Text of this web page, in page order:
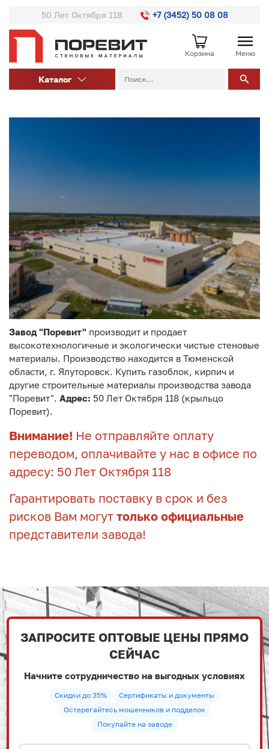
50 Лет Октября 118 +7 (3452) 50 08 08
Корзина Меню
Каталог
Завод "Поревит" производит и продает
высокотехнологичные и экологически чистые стеновые
материалы. Производство находится в Тюменской
области, г. Ялуторовск. Купить газоблок, кирпич и
другие строительные материалы производства завода
"Поревит". Адрес: 50 Лет Октября 118 (крыльцо
Поревит).
Внимание! Не отправляйте оплату
переводом, оплачивайте у нас в офисе по
адресу: 50 Лет Октября 118
Гарантировать поставку в срок и без
рисков Вам могут только официальные
представители завода!
ЗАПРОСИТЕ ОПТОВЫЕ ЦЕНЫ ПРЯМО
СЕЙЧАС
Начните сотрудничество на выгодных условиях
Скидки до 35%
Сертификаты и документы
Остерегайтесь мошенников и подделок
Покупайте на заводе